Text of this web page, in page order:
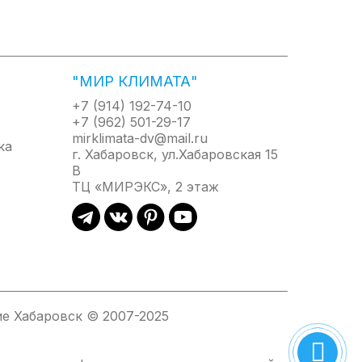
На терморегуляторе предусмотрен
Справа от регулятора
800, 1200 и 2000 Вт; а в модели объемом
перепадов электроэнергии,
пена – Super Foam. Она позволяет
что позволит сохранить время и средства.
отключения, которое срабатывает при
избыточного давления в баке. Клапан также не
Вт для модели объемом 30 литров
"МИР КЛИМАТА"
+7 (914) 192-74-10
+7 (962) 501-29-17
mirklimata-dv@mail.ru
г. Хабаровск, ул.Хабаровская 15
В
ТЦ «МИРЭКС», 2 этаж
Хабаровск © 2007-2025